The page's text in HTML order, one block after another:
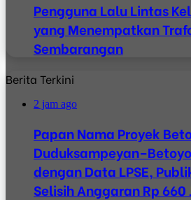
Pengguna Lalu Lintas
yang Menempatkan
Sembarangan
Berita Terkini
2 jam ago
Papan Nama Proyek
dengan Data LPSE,
Selisih Anggaran Rp 660